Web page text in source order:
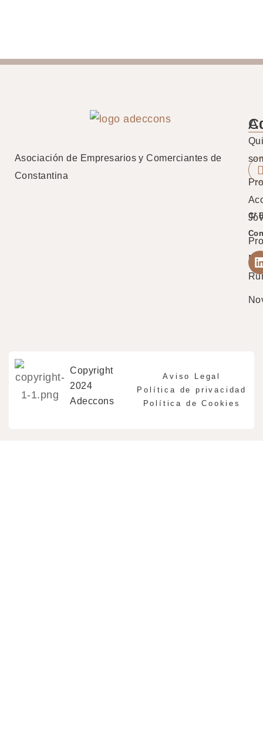
Asociación de Empresarios y Comerciantes de
Constantina
C/
Copyright
2024
Adeccons
Aviso Legal
Política de privacidad
Política de Cookies